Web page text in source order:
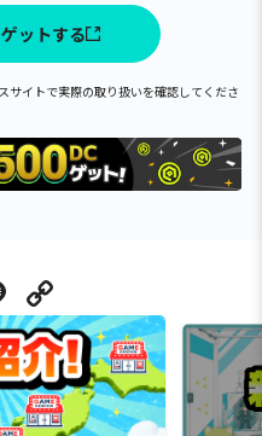
ットする
イトで実際の取り扱いを確認してくださ
Line